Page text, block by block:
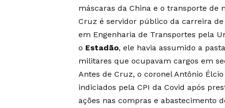
máscaras da China e o transporte de
Cruz é servidor público da carreira
em Engenharia de Transportes pela
o Estadão, ele havia assumido a
militares que ocupavam cargos em
Antes de Cruz, o coronel Antônio
indiciados pela CPI da Covid após
ações nas compras e abastecimento